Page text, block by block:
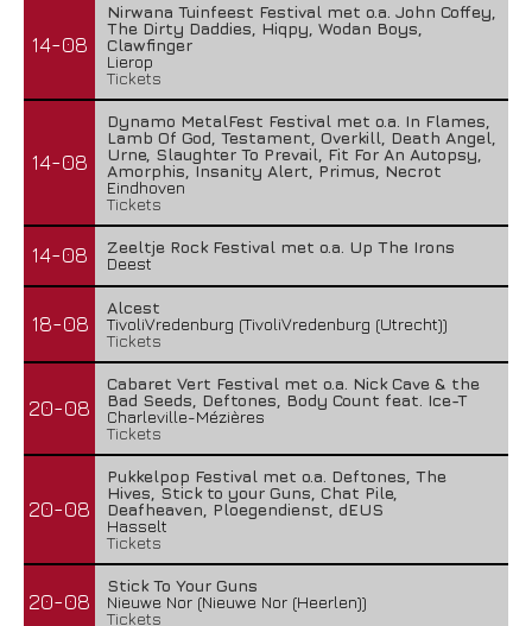
14-08
Nirwana Tuinfeest Festival met o.a. John Coffey,
The Dirty Daddies, Hiqpy, Wodan Boys,
Clawfinger
Lierop
Tickets
14-08
Dynamo MetalFest Festival met o.a. In Flames,
Lamb Of God, Testament, Overkill, Death Angel,
Urne, Slaughter To Prevail, Fit For An Autopsy,
Amorphis, Insanity Alert, Primus, Necrot
Eindhoven
Tickets
14-08
Zeeltje Rock Festival met o.a. Up The Irons
Deest
18-08
Alcest
TivoliVredenburg (TivoliVredenburg (Utrecht))
Tickets
20-08
Cabaret Vert Festival met o.a. Nick Cave & the
Bad Seeds, Deftones, Body Count feat. Ice-T
Charleville-Mézières
Tickets
20-08
Pukkelpop Festival met o.a. Deftones, The
Hives, Stick to your Guns, Chat Pile,
Deafheaven, Ploegendienst, dEUS
Hasselt
Tickets
20-08
Stick To Your Guns
Nieuwe Nor (Nieuwe Nor (Heerlen))
Tickets